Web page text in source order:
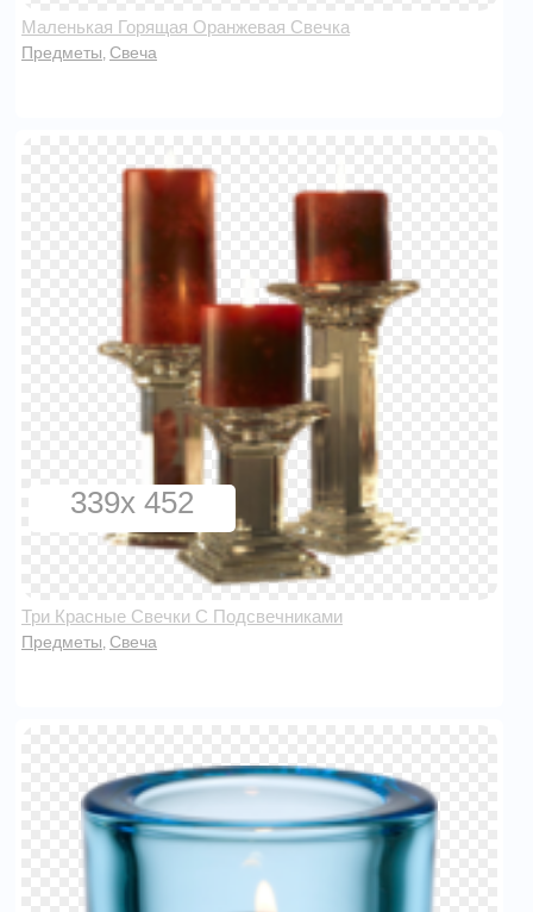
Маленькая Горящая Оранжевая Свечка
Предметы Свеча
339x 452
Три Красные Свечки С Подсвечниками
Предметы Свеча